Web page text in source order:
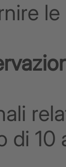
di 10